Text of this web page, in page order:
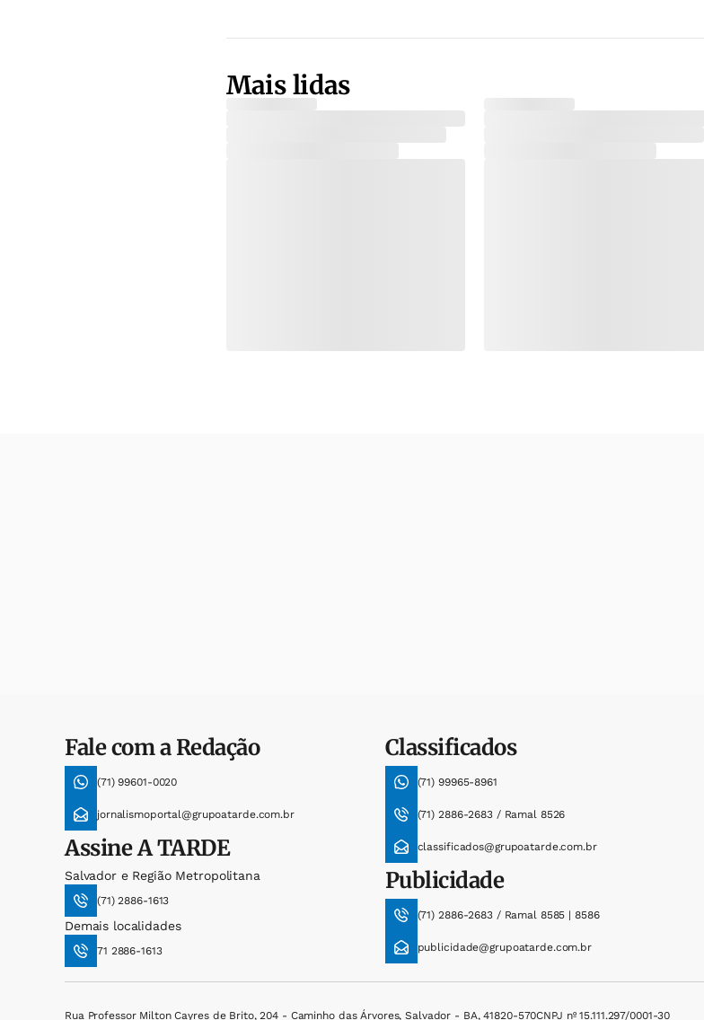
Mais lidas
Fale com a Redação
(71) 99601-0020
jornalismoportal@grupoatarde.com.br
AssineA TARDE
Salvador e Região Metropolitana
(71) 2886-1613
Demais localidades
71 2886-1613
Classificados
(71) 99965-8961
(71) 2886-2683 / Ramal 8526
classificados@grupoatarde.com.br
Publicidade
(71) 2886-2683 / Ramal 8585 | 8586
publicidade@grupoatarde.com.br
Rua Professor Milton Cayres de Brito, 204 - Caminho das Árvores, Salvador - BA, 41820-570CNPJ nº 15.111.297/0001-30